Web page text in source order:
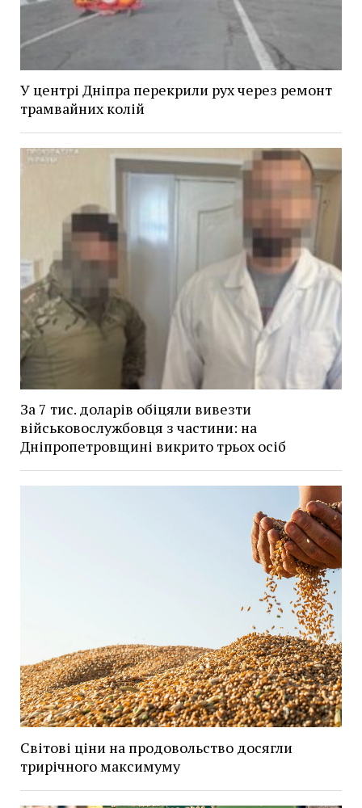
У центрі Дніпра перекрили рух через ремонт
трамвайних колій
За 7 тис. доларів обіцяли вивезти
військовослужбовця з частини: на
Дніпропетровщині викрито трьох осіб
Світові ціни на продовольство досягли
трирічного максимуму